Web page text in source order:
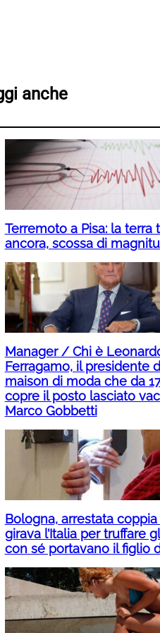
anche
Terremoto a Pisa: la terra
ancora, scossa di
Manager / Chi è
Ferragamo, il presidente
maison di moda che da
copre il posto lasciato
Marco Gobbetti
Bologna, arrestata
girava l’Italia per truffare
con sé portavano il figlio